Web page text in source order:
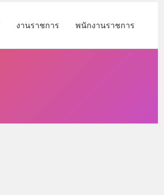
งานราชการ พนักงานราชการ